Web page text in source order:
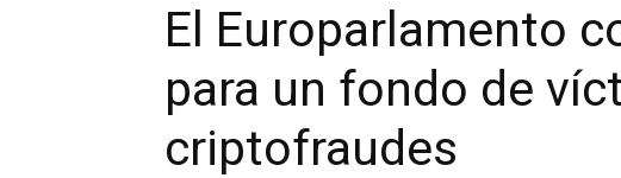
El Europarlamento
para un fondo de
criptofraudes